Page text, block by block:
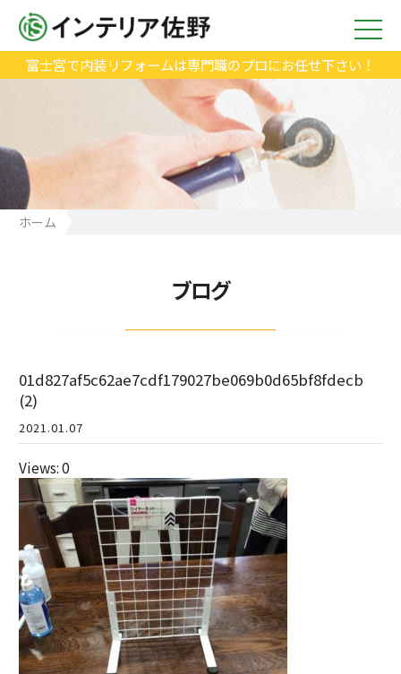
富士宮で内装リフォームは専門職のプロにお任せ下さい！
ホーム
ブログ
01d827af5c62ae7cdf179027be069b0d65bf8fdecb
(2)
2021.01.07
Views: 0